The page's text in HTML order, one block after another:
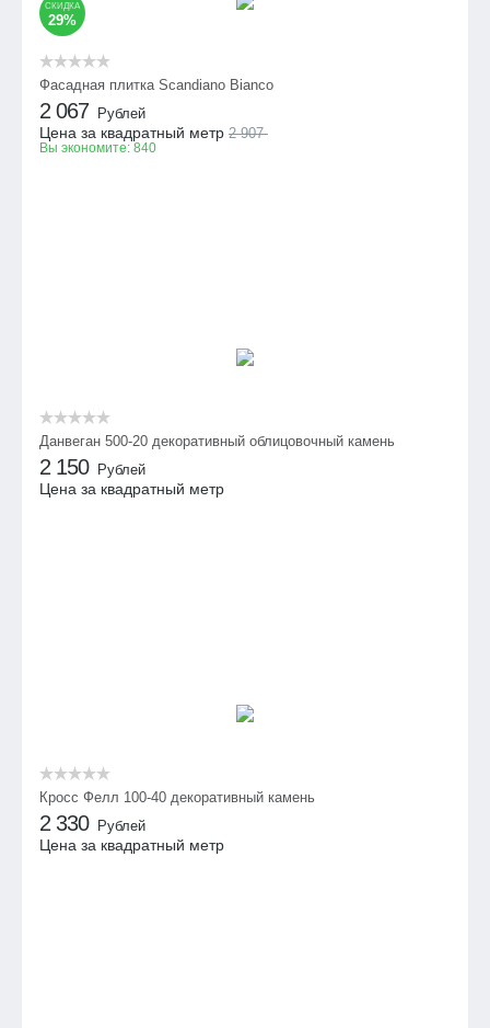
СКИДКА
29%
Фасадная плитка Scandiano Bianco
2 067 Рублей
Цена за квадратный метр 2 907
Вы экономите: 840
Данвеган 500-20 декоративный облицовочный камень
2 150 Рублей
Цена за квадратный метр
Кросс Фелл 100-40 декоративный камень
2 330 Рублей
Цена за квадратный метр